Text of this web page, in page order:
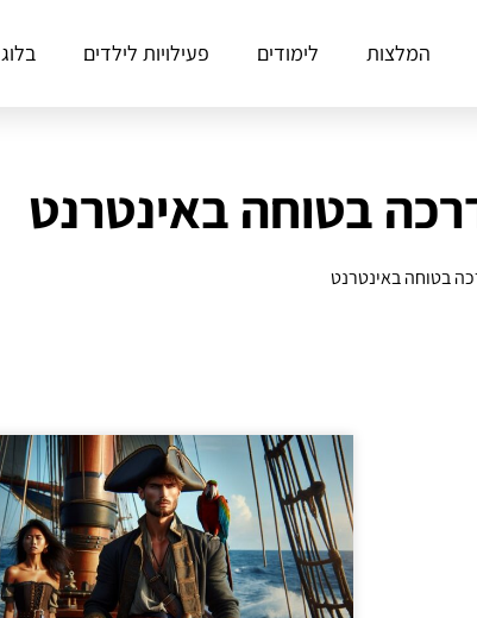
המלצות לימודים פעילויות לילדים בלוג
בטוחה באינטרנט
בטוחה באינטרנט